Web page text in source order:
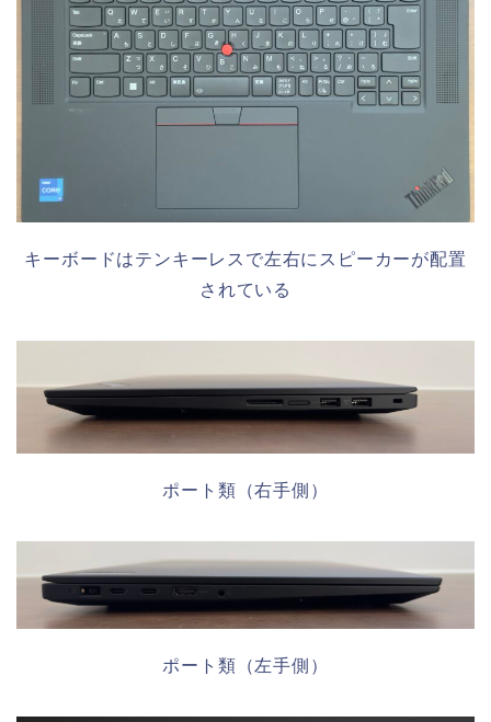
キーボードはテンキーレスで左右にスピーカーが配置
されている
ポート類（右手側）
ポート類（左手側）